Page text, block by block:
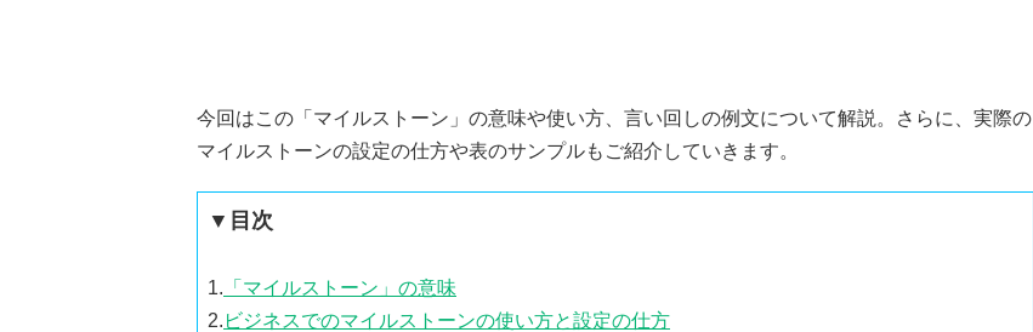
今回はこの「マイルストーン」の意味や使い方、言い回しの例文について解説。さらに、実際の
マイルストーンの設定の仕方や表のサンプルもご紹介していきます。
▼目次
1. 「マイルストーン」の意味
2. ビジネスでのマイルストーンの使い方と設定の仕方